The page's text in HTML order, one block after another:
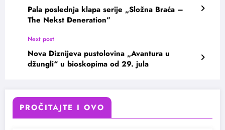
Pala poslednja klapa serije „Složna Braća –
The Nekst Đeneration”
Next post
Nova Diznijeva pustolovina „Avantura u
džungli“ u bioskopima od 29. jula
PROČITAJTE I OVO